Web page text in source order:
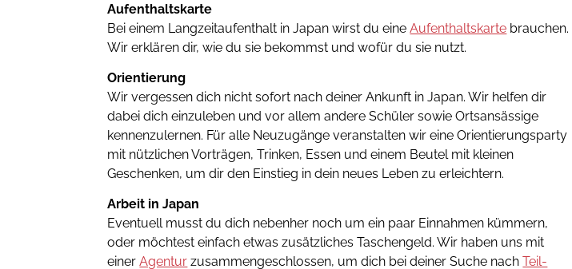
Aufenthaltskarte
Bei einem Langzeitaufenthalt in Japan wirst du eineAufenthaltskarte brauchen.
Wir erklären dir, wie du sie bekommst und wofür du sie nutzt.
Orientierung
Wir vergessen dich nicht sofort nach deiner Ankunft in Japan. Wir helfen dir
dabei dich einzuleben und vor allem andere Schüler sowie Ortsansässige
kennenzulernen. Für alle Neuzugänge veranstalten wir eine Orientierungsparty
mit nützlichen Vorträgen, Trinken, Essen und einem Beutel mit kleinen
Geschenken, um dir den Einstieg in dein neues Leben zu erleichtern.
Arbeit in Japan
Eventuell musst du dich nebenher noch um ein paar Einnahmen kümmern,
oder möchtest einfach etwas zusätzliches Taschengeld. Wir haben uns mit
einerAgentur zusammengeschlossen, um dich bei deiner Suche nachTeil-